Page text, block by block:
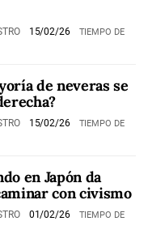
15/02/26
TIEMPO DE
de neveras se
15/02/26
TIEMPO DE
en Japón da
con civismo
01/02/26
TIEMPO DE